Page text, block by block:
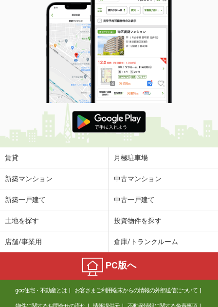
賃貸 月極駐車場
新築マンション 中古マンション
新築一戸建て 中古一戸建て
土地を探す 投資物件を探す
店舗/事業用 倉庫/トランクルーム
PC版へ
goo住宅・不動産とは お客さまご利用端末からの情報の外部送信について